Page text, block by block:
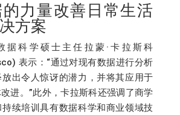
力量改善日常生活
方案
据科学硕士主任拉蒙·卡拉斯科
表示：“通过对现有数据进行分析
出令人惊讶的潜力，并将其应用于
进。”此外，卡拉斯科还强调了商学
续培训具有数据科学和商业领域技